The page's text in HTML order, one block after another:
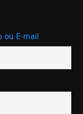
ou E-mail